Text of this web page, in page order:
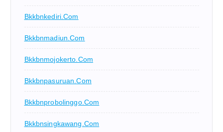
Bkkbnkediri.com
Bkkbnmadiun.com
Bkkbnmojokerto.com
Bkkbnpasuruan.com
Bkkbnprobolinggo.com
Bkkbnsingkawang.com